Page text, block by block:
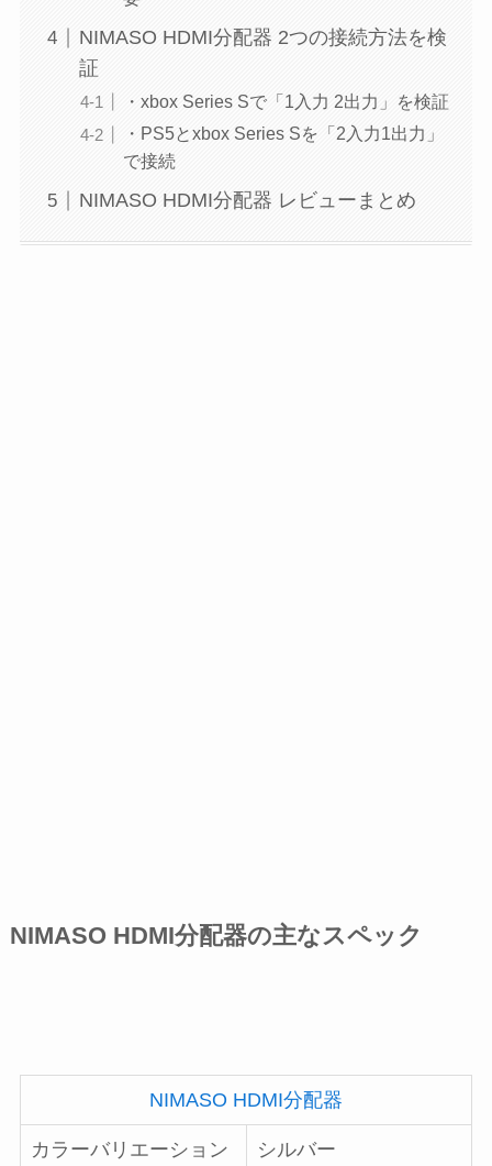
NIMASO HDMI分配器 2つの接続方法を検
証
・xbox Series Sで「1入力 2出力」を検証
・PS5とxbox Series Sを「2入力1出力」
で接続
NIMASO HDMI分配器 レビューまとめ
NIMASO HDMI分配器の主なスペック
NIMASO HDMI分配器
カラーバリエーション シルバー